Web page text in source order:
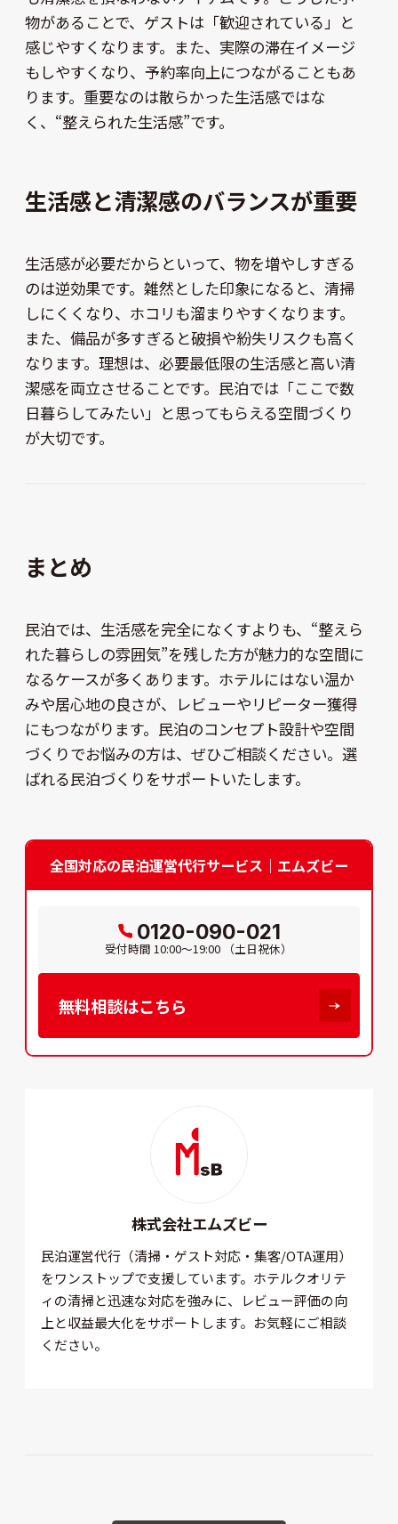
物があることで、ゲストは「歓迎されている」と
感じやすくなります。また、実際の滞在イメージ
もしやすくなり、予約率向上につながることもあ
ります。重要なのは散らかった生活感ではな
く、“整えられた生活感”です。
生活感と清潔感のバランスが重要
生活感が必要だからといって、物を増やしすぎる
のは逆効果です。雑然とした印象になると、清掃
しにくくなり、ホコリも溜まりやすくなります。
また、備品が多すぎると破損や紛失リスクも高く
なります。理想は、必要最低限の生活感と高い清
潔感を両立させることです。民泊では「ここで数
日暮らしてみたい」と思ってもらえる空間づくり
が大切です。
まとめ
民泊では、生活感を完全になくすよりも、“整えら
れた暮らしの雰囲気”を残した方が魅力的な空間に
なるケースが多くあります。ホテルにはない温か
みや居心地の良さが、レビューやリピーター獲得
にもつながります。民泊のコンセプト設計や空間
づくりでお悩みの方は、ぜひご相談ください。選
ばれる民泊づくりをサポートいたします。
全国対応の民泊運営代行サービス｜エムズビー
0120-090-021
受付時間 10:00～19:00 （土日祝休）
無料相談はこちら
株式会社エムズビー
民泊運営代行（清掃・ゲスト対応・集客/OTA運用）
をワンストップで支援しています。ホテルクオリテ
ィの清掃と迅速な対応を強みに、レビュー評価の向
上と収益最大化をサポートします。お気軽にご相談
ください。